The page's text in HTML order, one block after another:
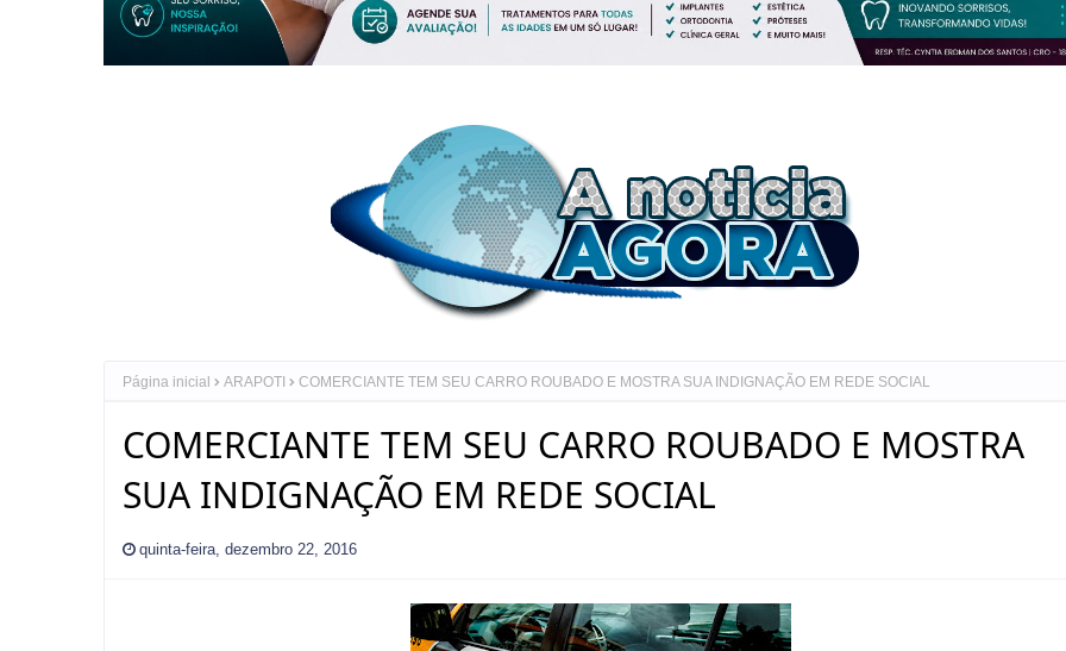
Página inicial ARAPOTI COMERCIANTE TEM SEU CARRO ROUBADO E MOSTRA SUA INDIGNAÇÃO EM REDE SOCIAL
COMERCIANTE TEM SEU CARRO ROUBADO E MOSTRA
SUA INDIGNAÇÃO EM REDE SOCIAL
quinta-feira, dezembro 22, 2016